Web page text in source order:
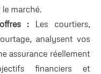
le marché.
: Les courtiers,
analysent vos
assurance réellement
financiers et